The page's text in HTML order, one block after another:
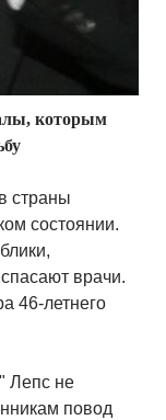
которым
страны
состоянии.
врачи.
46-летнего
Лепс не
повод